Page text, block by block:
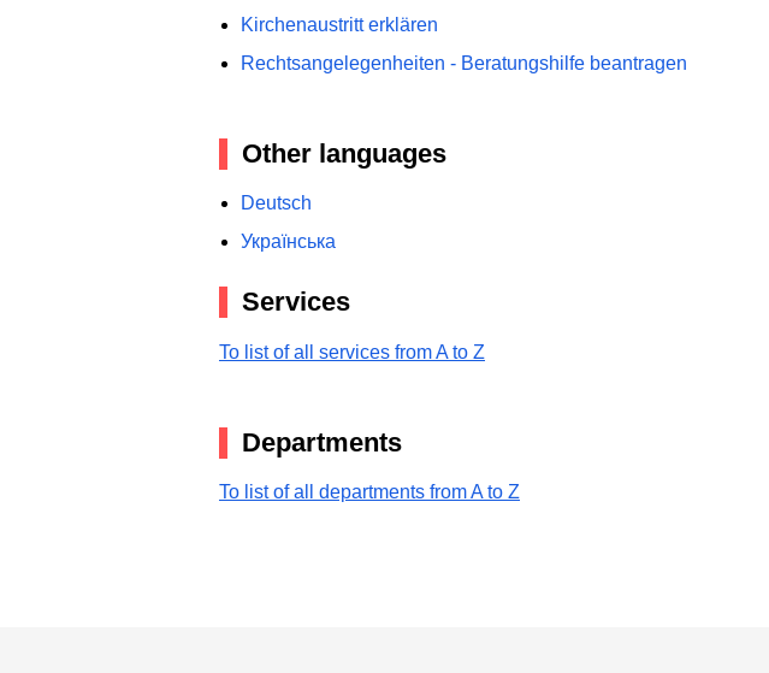
Kirchenaustritt erklären
Rechtsangelegenheiten - Beratungshilfe beantragen
Other languages
Deutsch
Українська
Services
To list of all services from A to Z
Departments
To list of all departments from A to Z